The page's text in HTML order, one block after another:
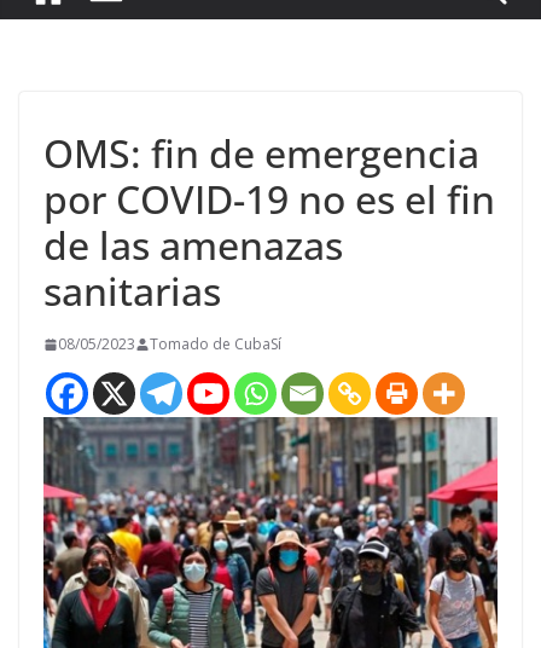
OMS: fin de emergencia
por COVID-19 no es el fin
de las amenazas
sanitarias
08/05/2023 Tomado de CubaSí